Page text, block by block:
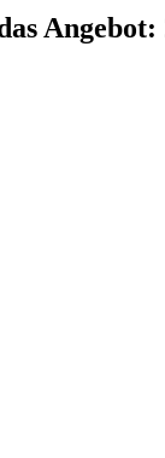
Angebot: